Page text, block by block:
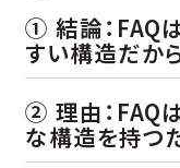
① 結論：FAQ
すい構造だか
② 理由：FAQ
な構造を持つ